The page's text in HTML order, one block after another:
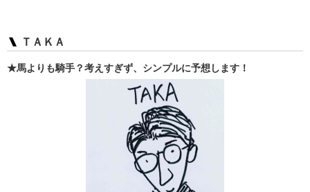
ＴＡＫＡ
★馬よりも騎手？考えすぎず、シンプルに予想します！